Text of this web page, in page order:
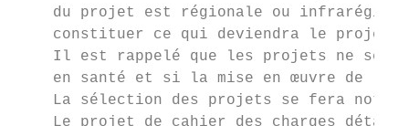
du projet est régionale ou
constituer ce qui deviendra le projet
Il est rappelé que les projets ne
en santé et si la mise en œuvre de
La sélection des projets se fera
Le projet de cahier des charges